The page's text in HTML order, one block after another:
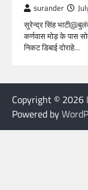
surander
सुरेन्द्र सिंह
कर्णवास मोड़ के पास
निकट डिबाई दोराहे…
Copyright © 2026
Powered by